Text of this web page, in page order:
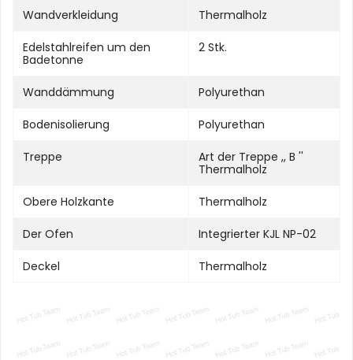
Wandverkleidung Thermalholz
Edelstahlreifen um den
Badetonne
2 Stk.
Wanddämmung Polyurethan
Bodenisolierung Polyurethan
Treppe
Art der Treppe ,, B ''
Thermalholz
Obere Holzkante Thermalholz
Der Ofen Integrierter KJL NP-02
Deckel Thermalholz